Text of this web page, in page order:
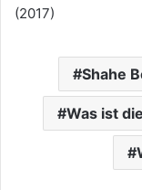
(2017)
Shahe
Was ist